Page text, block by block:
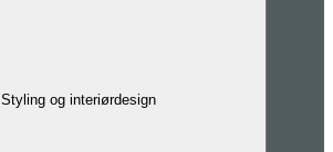
Styling og interiørdesign